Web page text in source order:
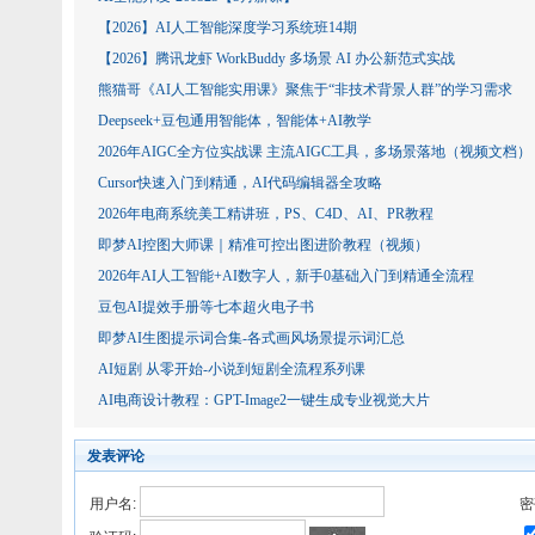
【2026】AI人工智能深度学习系统班14期
【2026】腾讯龙虾 WorkBuddy 多场景 AI 办公新范式实战
熊猫哥《AI人工智能实用课》聚焦于“非技术背景人群”的学习需求
Deepseek+豆包通用智能体，智能体+AI教学
2026年AIGC全方位实战课 主流AIGC工具，多场景落地（视频文档）
Cursor快速入门到精通，AI代码编辑器全攻略
2026年电商系统美工精讲班，PS、C4D、AI、PR教程
即梦AI控图大师课｜精准可控出图进阶教程（视频）
2026年AI人工智能+AI数字人，新手0基础入门到精通全流程
豆包AI提效手册等七本超火电子书
即梦AI生图提示词合集-各式画风场景提示词汇总
AI短剧 从零开始-小说到短剧全流程系列课
AI电商设计教程：GPT-Image2一键生成专业视觉大片
发表评论
用户名: